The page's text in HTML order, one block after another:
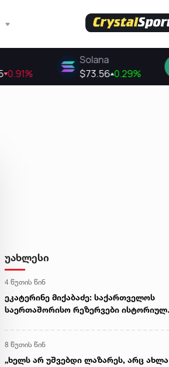
უახლესი
4 წუთის წინ
ეკატერინე მიქაბაძე: საქართველოს
საერთაშორისო რეზერვები ისტორიულ
8 წუთის წინ
„ხელს არ უშვებდი ლაზარეს, არც ახლა